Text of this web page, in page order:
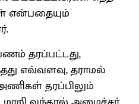
என்பதையும்
தரப்பட்டது,
எவ்வளவு, தராமல்
தரப்பிலும்